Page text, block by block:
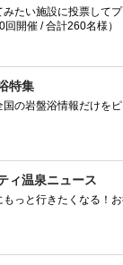
みたい施設に投票して
回開催 / 合計260名様）
特集
国の岩盤浴情報だけを
ィ温泉ニュース
もっと行きたくなる！